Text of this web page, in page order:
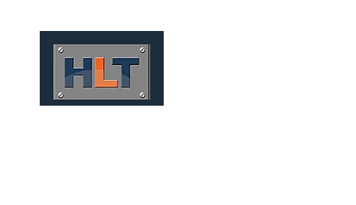
HOME QUIÉNES SOMOS